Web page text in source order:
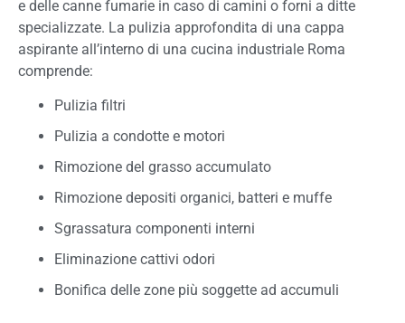
e delle canne fumarie in caso di camini o forni a ditte
specializzate. La pulizia approfondita di una cappa
aspirante all’interno di una cucina industriale Roma
comprende:
Pulizia filtri
Pulizia a condotte e motori
Rimozione del grasso accumulato
Rimozione depositi organici, batteri e muffe
Sgrassatura componenti interni
Eliminazione cattivi odori
Bonifica delle zone più soggette ad accumuli